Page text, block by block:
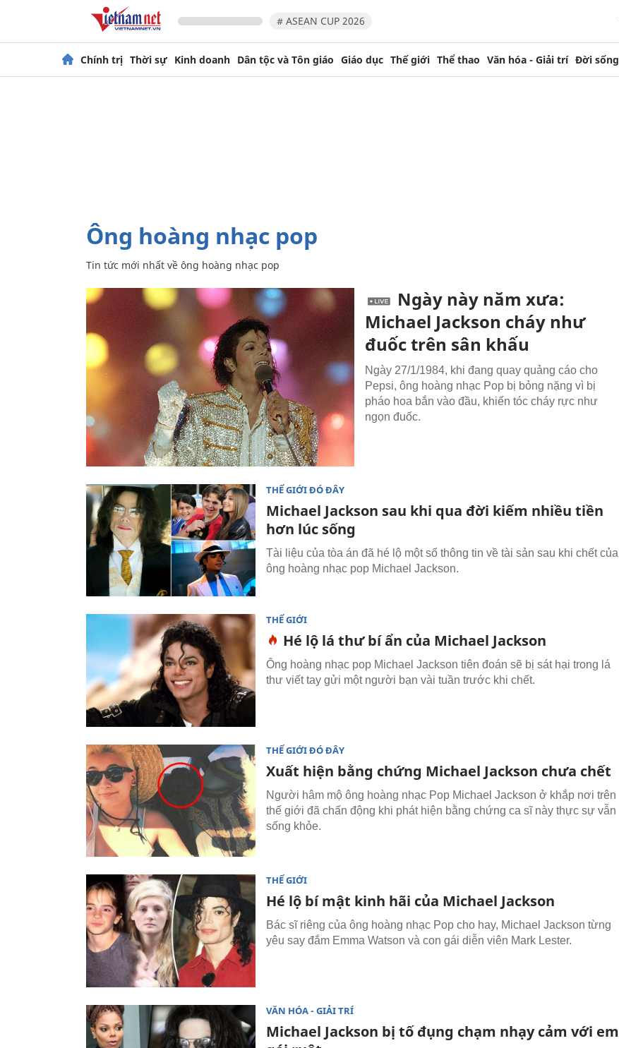
# ASEAN CUP 2026
Chính trị Thời sự Kinh doanh Dân tộc và Tôn giáo Giáo dục Thế giới Thể thao Văn hóa - Giải trí Đời sống
ông hoàng nhạc pop
Tin tức mới nhất về ông hoàng nhạc pop
Ngày này năm xưa:
Michael Jackson cháy như
đuốc trên sân khấu
Ngày 27/1/1984, khi đang quay quảng cáo cho
Pepsi, ông hoàng nhạc Pop bị bỏng nặng vì bị
pháo hoa bắn vào đầu, khiến tóc cháy rực như
ngọn đuốc.
THẾ GIỚI ĐÓ ĐÂY
Michael Jackson sau khi qua đời kiếm nhiều tiền
hơn lúc sống
Tài liệu của tòa án đã hé lộ một số thông tin về tài sản sau khi chết của
ông hoàng nhạc pop Michael Jackson.
THẾ GIỚI
Hé lộ lá thư bí ẩn của Michael Jackson
Ông hoàng nhạc pop Michael Jackson tiên đoán sẽ bị sát hại trong lá
thư viết tay gửi một người bạn vài tuần trước khi chết.
THẾ GIỚI ĐÓ ĐÂY
Xuất hiện bằng chứng Michael Jackson chưa chết
Người hâm mộ ông hoàng nhạc Pop Michael Jackson ở khắp nơi trên
thế giới đã chấn động khi phát hiện bằng chứng ca sĩ này thực sự vẫn
sống khỏe.
THẾ GIỚI
Hé lộ bí mật kinh hãi của Michael Jackson
Bác sĩ riêng của ông hoàng nhạc Pop cho hay, Michael Jackson ​từng​ ​
yêu say đắm​​ Emma Watson và​​ con gái​ diễn viên Mark Lester​.​
VĂN HÓA - GIẢI TRÍ
Michael Jackson bị tố đụng chạm nhạy cảm với em